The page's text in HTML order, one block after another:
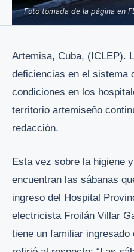
Foto tomada de la página en
Artemisa, Cuba, (ICLEP).
deficiencias en el sistema
condiciones en los
territorio artemiseño
redacción.
Esta vez sobre la higiene
encuentran las sábanas
ingreso del Hospital
electricista Froilán Villar
tiene un familiar